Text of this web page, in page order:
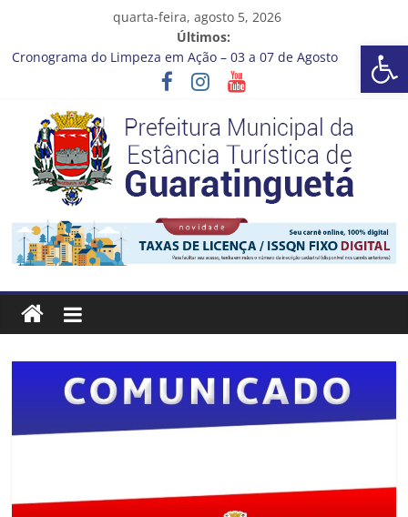
Barra de Ferramentas Aberta
quarta-feira, agosto 5, 2026
Últimos:
Cronograma do Limpeza em Ação – 03 a 07 de Agosto
Prefeitura de Guaratinguetá entrega revitalização da Praça
Vem conferir como nossos alunos estão ainda mais lindos!
CRONOGRAMA DE LAVAGEM E LIMPEZA DOS RESERVATÓRIOS
Guaratinguetá se destaca em competições esportivas da
região
Prefeitura
Estância
Turística
Guaratinguetá
Estância